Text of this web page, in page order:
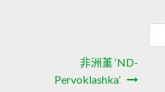
非洲堇 ‘ND-
Pervoklashka’
容